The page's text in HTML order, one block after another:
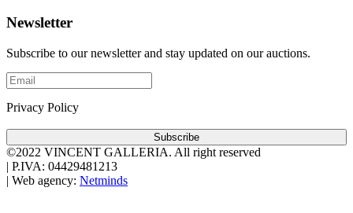
Newsletter
Subscribe to our newsletter and stay updated on our auctions.
Privacy Policy
Subscribe
©2022 VINCENT GALLERIA. All right reserved
| P.IVA: 04429481213
| Web agency: Netminds